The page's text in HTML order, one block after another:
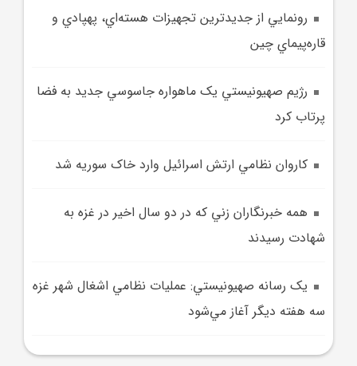
رونمايي از جديدترين تجهيزات هسته‌اي، پهپادي و
قاره‌پيماي چين
رژيم صهيونيستي يک ماهواره جاسوسي جديد به فضا
پرتاب کرد
کاروان نظامي ارتش اسرائيل وارد خاک سوريه شد
همه خبرنگاران زني که در دو سال اخير در غزه به
شهادت رسيدند
يک رسانه صهيونيستي: عمليات نظامي اشغال شهر غزه
سه هفته ديگر آغاز مي‌شود